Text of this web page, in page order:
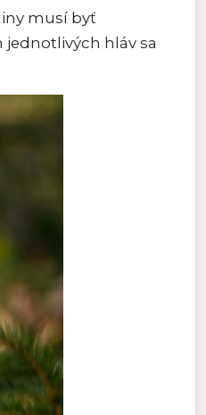
musí byť
jednotlivých hláv sa